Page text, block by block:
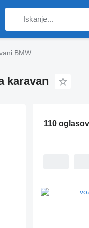
BMW
karavan
110